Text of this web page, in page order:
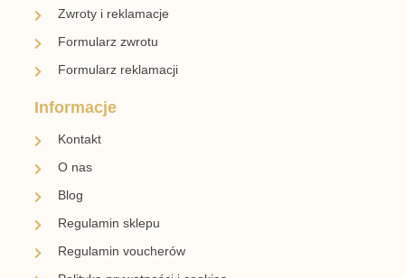
Zwroty i reklamacje
Formularz zwrotu
Formularz reklamacji
Informacje
Kontakt
O nas
Blog
Regulamin sklepu
Regulamin voucherów